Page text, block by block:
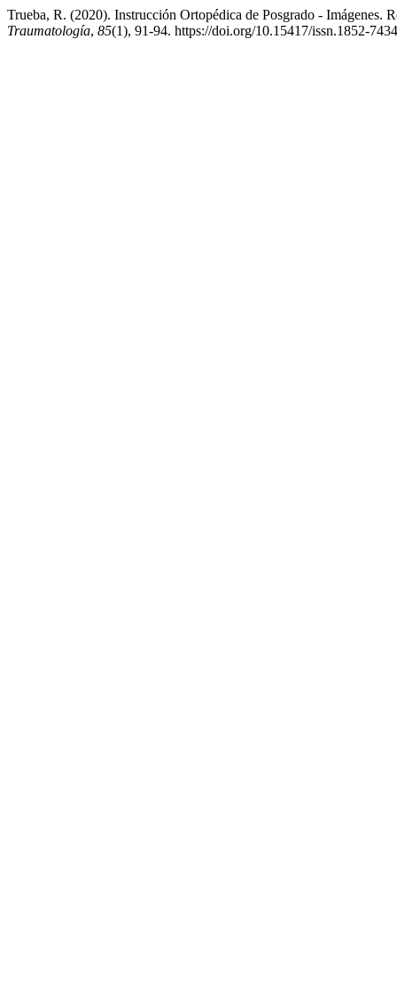
Trueba, R. (2020). Instrucción Ortopédica de Posgrado - Imágenes.
Traumatología, 85(1), 91-94. https://doi.org/10.15417/issn.1852-